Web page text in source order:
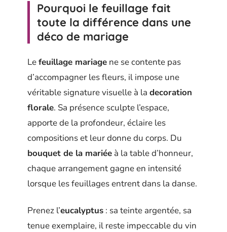
Pourquoi le feuillage fait
toute la différence dans une
déco de mariage
Lefeuillage mariage ne se contente pas
d’accompagner les fleurs, il impose une
véritable signature visuelle à la decoration
florale. Sa présence sculpte l’espace,
apporte de la profondeur, éclaire les
compositions et leur donne du corps. Du
bouquet de la mariée à la table d’honneur,
chaque arrangement gagne en intensité
lorsque les feuillages entrent dans la danse.
Prenez l’eucalyptus : sa teinte argentée, sa
tenue exemplaire, il reste impeccable du vin